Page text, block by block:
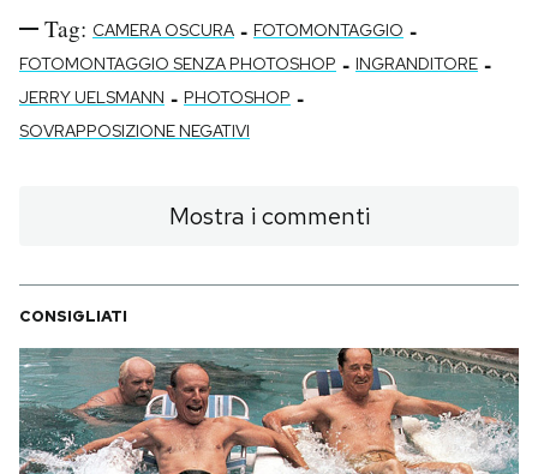
Tag: CAMERA OSCURA - FOTOMONTAGGIO -
FOTOMONTAGGIO SENZA PHOTOSHOP - INGRANDITORE -
JERRY UELSMANN - PHOTOSHOP -
SOVRAPPOSIZIONE NEGATIVI
Mostra i commenti
CONSIGLIATI